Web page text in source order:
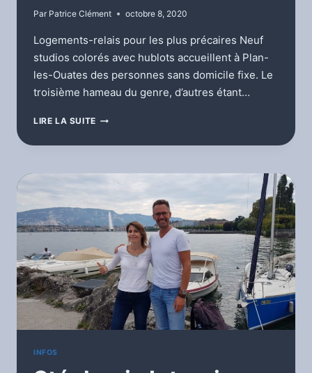
Par Patrice Clément octobre 8, 2020
Logements-relais pour les plus précaires Neuf
studios colorés avec hublots accueillent à Plan-
les-Ouates des personnes sans domicile fixe. Le
troisième hameau du genre, d’autres étant…
LIRE LA SUITE ULYSSE
STUDIOS
CARREFOUR-
LA
COULOU
INFOS